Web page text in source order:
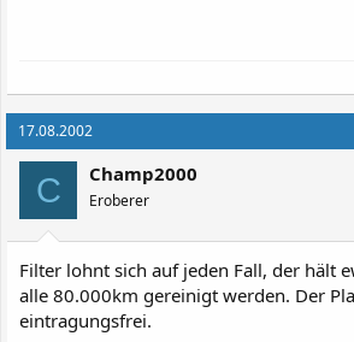
17.08.2002
C Champ2000
Eroberer
Filter lohnt sich auf jeden Fall, der hält
alle 80.000km gereinigt werden. Der
eintragungsfrei.